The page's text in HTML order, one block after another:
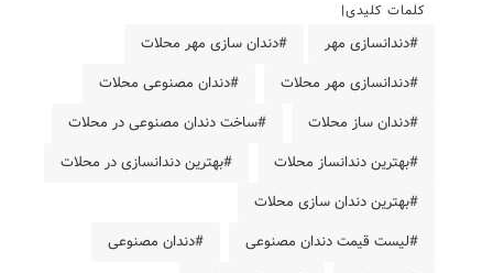
کلمات کلیدی
#دندانسازی مهر
#دندان سازی مهر محلات
#دندانسازی مهر محلات
#دندان مصنوعی محلات
#دندان ساز محلات
#ساخت دندان مصنوعی در محلات
#بهترین دندانساز محلات
#بهترین دندانسازی در محلات
#بهترین دندان سازی محلات
#لیست قیمت دندان مصنوعی
#دندان مصنوعی